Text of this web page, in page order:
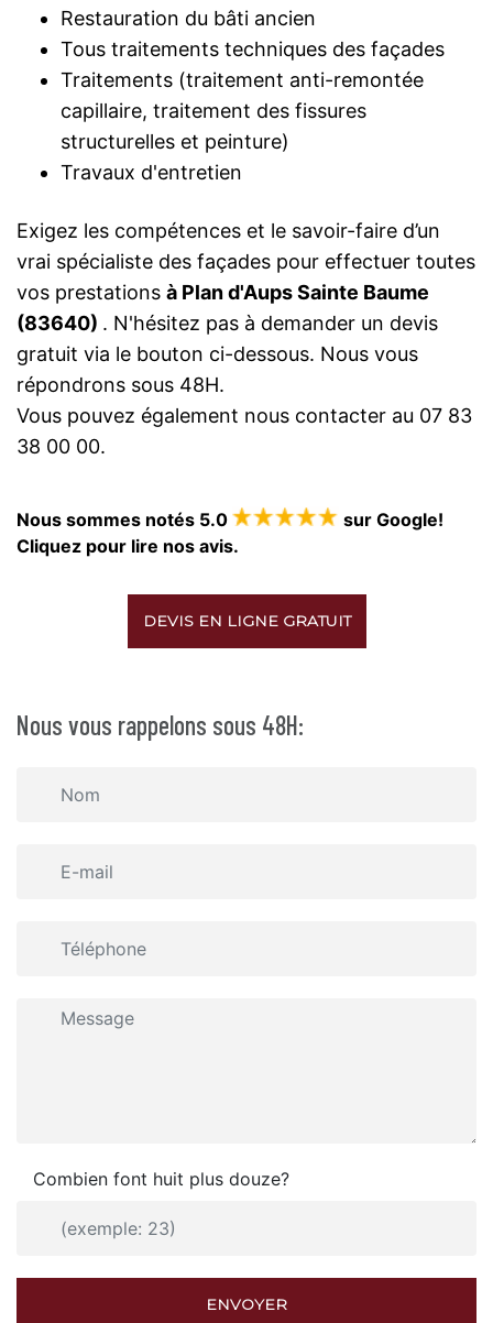
Restauration du bâti ancien
Tous traitements techniques des façades
Traitements (traitement anti-remontée
capillaire, traitement des fissures
structurelles et peinture)
Travaux d'entretien
Exigez les compétences et le savoir-faire d’un
vrai spécialiste des façades pour effectuer toutes
vos prestations à Plan d'Aups Sainte Baume
(83640) . N'hésitez pas à demander un devis
gratuit via le bouton ci-dessous. Nous vous
répondrons sous 48H.
Vous pouvez également nous contacter au 07 83
38 00 00.
Nous sommes notés 5.0
sur Google!
Cliquez pour lire nos avis.
DEVIS EN LIGNE GRATUIT
Nous vous rappelons sous 48H:
Combien font huit plus douze?
ENVOYER